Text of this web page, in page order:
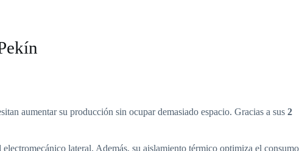
aumentar su producción sin ocupar demasiado espacio. Gracias a sus 2
lateral. Además, su aislamiento térmico optimiza el consumo